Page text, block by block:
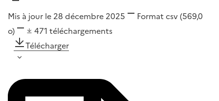
Mis à jour le 28 décembre 2025 Format csv(569,0
o)
471 téléchargements
Télécharger